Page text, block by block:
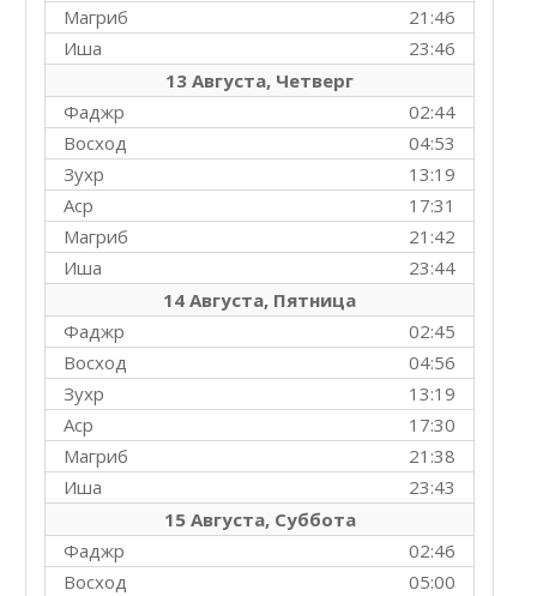
21:46
Магриб
23:46
Иша
13 Августа, Четверг
02:44
Фаджр
04:53
Восход
13:19
Зухр
17:31
Аср
21:42
Магриб
23:44
Иша
14 Августа, Пятница
02:45
Фаджр
04:56
Восход
13:19
Зухр
17:30
Аср
21:38
Магриб
23:43
Иша
15 Августа, Суббота
02:46
Фаджр
05:00
Восход